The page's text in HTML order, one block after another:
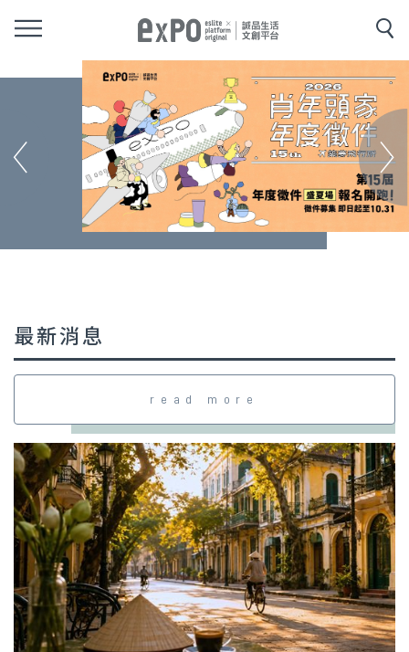
最新消息
read more